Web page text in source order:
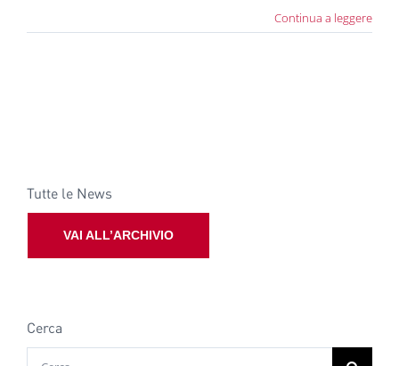
Continua a leggere
Tutte le News
VAI ALL’ARCHIVIO
Cerca